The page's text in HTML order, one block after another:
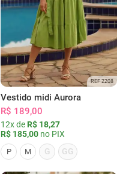
REF 2208
Vestido midi Aurora
R$ 189,00
12x de R$ 18,27
R$ 185,00 no PIX
P M G GG